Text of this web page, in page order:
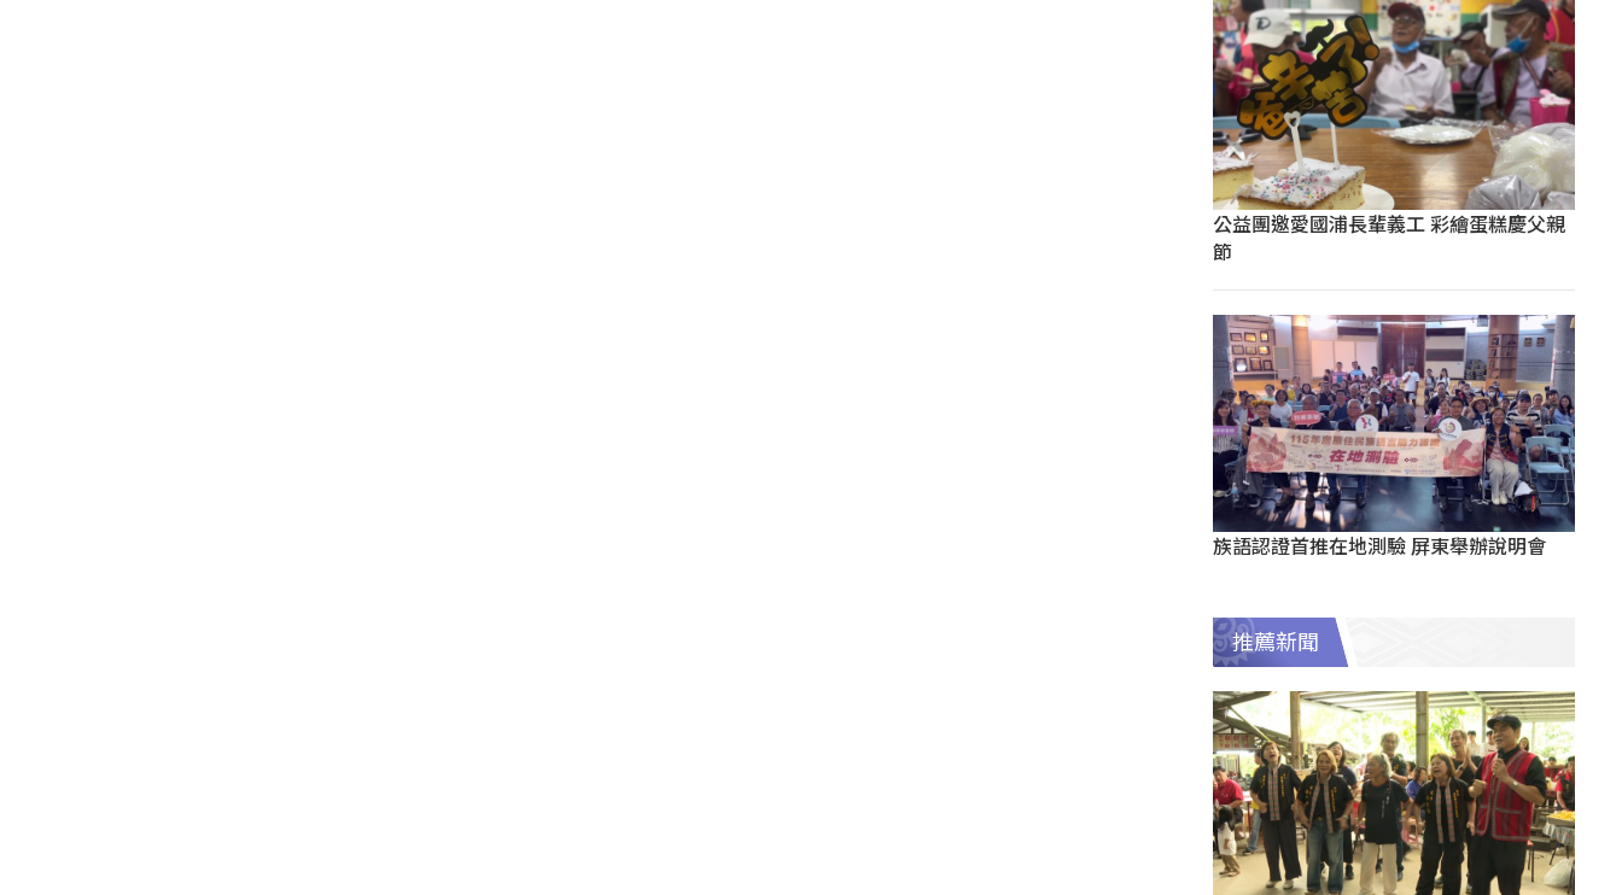
公益團邀愛國浦長輩義工 彩繪蛋糕慶父親
節
族語認證首推在地測驗 屏東舉辦說明會
推薦新聞